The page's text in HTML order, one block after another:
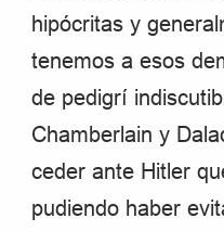
hipócritas y
tenemos a esos
de pedigrí
Chamberlain y
ceder ante Hitler
pudiendo haber